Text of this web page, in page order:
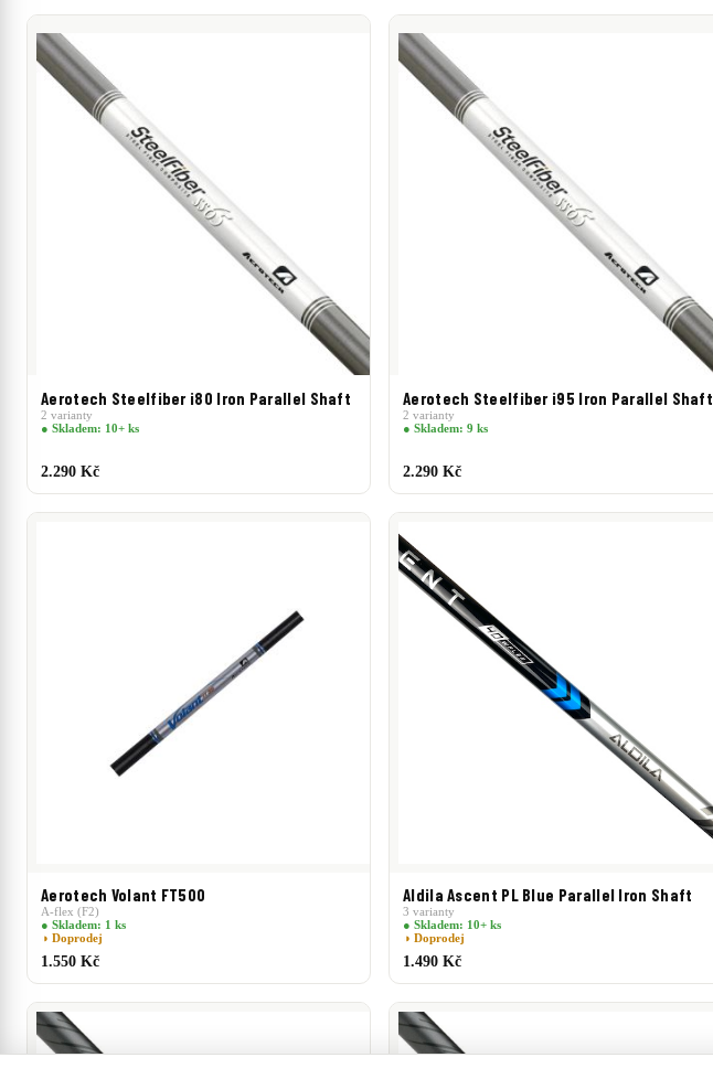
Aerotech Steelfiber i80 Iron Parallel Shaft
2 varianty
● Skladem: 10+ ks
2.290 Kč
Aerotech Steelfiber i95 Iron Parallel Shaft
2 varianty
● Skladem: 9 ks
2.290 Kč
Aerotech Volant FT500
A-flex (F2)
● Skladem: 1 ks
◑ Doprodej
1.550 Kč
Aldila Ascent PL Blue Parallel Iron Shaft
3 varianty
● Skladem: 10+ ks
◑ Doprodej
1.490 Kč